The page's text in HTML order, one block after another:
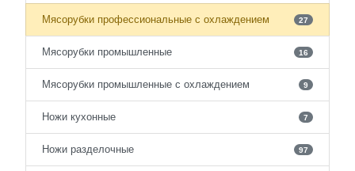
Мясорубки профессиональные с охлаждением 27
Мясорубки промышленные 16
Мясорубки промышленные с охлаждением 9
Ножи кухонные 7
Ножи разделочные 97